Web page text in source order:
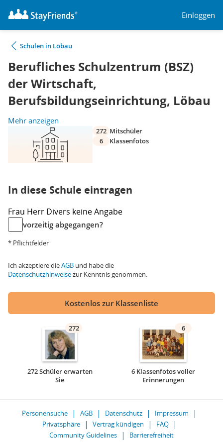
Einloggen
Schulen in Löbau
Berufliches Schulzentrum (BSZ)
der Wirtschaft,
Berufsbildungseinrichtung, Löbau
Mehr anzeigen
272 Mitschüler
6
Klassenfotos
In diese Schule eintragen
Frau Herr Divers keine Angabe
vorzeitig abgegangen?
* Pflichtfelder
Ich akzeptiere dieAGB und habe die
Datenschutzhinweisezur Kenntnis genommen.
Kostenlos zur Klassenliste
272
272 Schüler erwarten
Sie
6
6 Klassenfotos voller
Erinnerungen
Personensuche AGB Datenschutz
Impressum
Privatsphäre
Vertrag kündigen
FAQ
Community Guidelines
Barrierefreiheit